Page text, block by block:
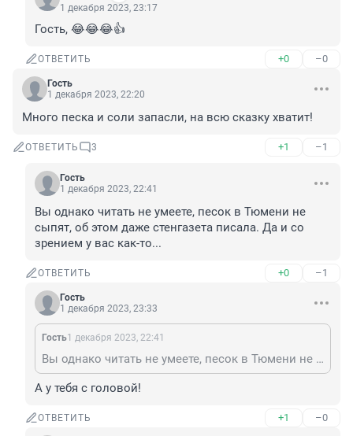
1 декабря 2023, 23:17
Гость, 😂😂😂👍
ОТВЕТИТЬ +0 –0
Гость
1 декабря 2023, 22:20
Много песка и соли запасли, на всю сказку хватит!
ОТВЕТИТЬ 3 +1 –1
Гость
1 декабря 2023, 22:41
Вы однако читать не умеете, песок в Тюмени не
сыпят, об этом даже стенгазета писала. Да и со
зрением у вас как-то...
ОТВЕТИТЬ +0 –1
Гость
1 декабря 2023, 23:33
Гость1 декабря 2023, 22:41
Вы однако читать не умеете, песок в Тюмени не сыпят, об этом даже стенгазета писала. Да и со зрением у вас как-то...
А у тебя с головой!
ОТВЕТИТЬ +1 –0